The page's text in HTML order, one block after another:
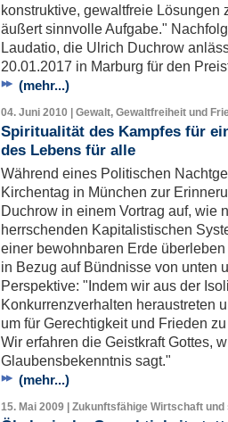
konstruktive, gewaltfreie Lösungen
äußert sinnvolle Aufgabe."
Laudatio, die Ulrich Duchrow
20.01.2017 in Marburg für den
(mehr...)
04. Juni 2010 | Gewalt, Gewaltfreiheit und
Spiritualität des Kampfes für
des Lebens für alle
Während eines Politischen
Kirchentag in München zur
Duchrow in einem Vortrag auf, wie
herrschenden Kapitalistischen
einer bewohnbaren Erde
in Bezug auf Bündnisse von unten
Perspektive: "Indem wir aus der
Konkurrenzverhalten heraustreten
um für Gerechtigkeit und Frieden
Wir erfahren die Geistkraft Gottes,
Glaubensbekenntnis sagt."
(mehr...)
15. Mai 2009 | Zukunftsfähige Wirtschaft